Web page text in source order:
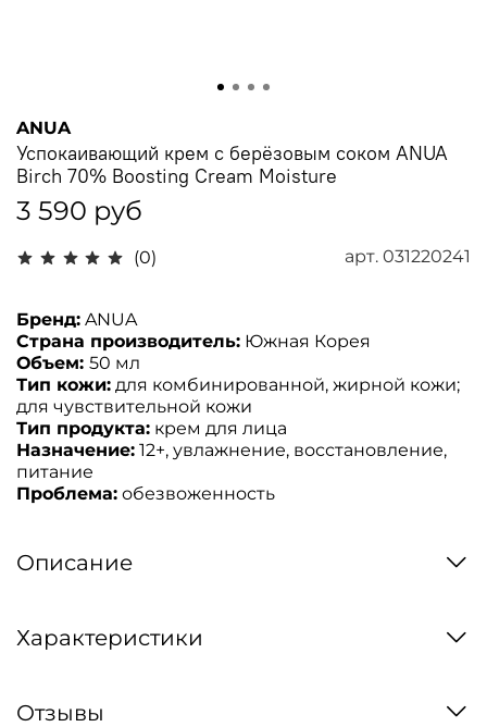
(0) арт. 031220241
ANUA
Успокаивающий крем с берёзовым соком ANUA
Birch 70% Boosting Cream Moisture
3 590 руб
Бренд: ANUA
Страна производитель: Южная Корея
Объем: 50 мл
Тип кожи: для комбинированной, жирной кожи;
для чувствительной кожи
Тип продукта: крем для лица
Назначение: 12+, увлажнение, восстановление,
питание
Проблема: обезвоженность
Описание
Характеристики
Отзывы